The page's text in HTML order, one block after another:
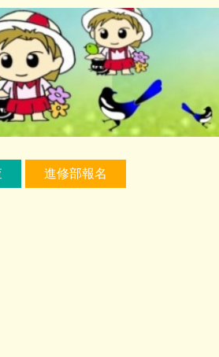
進修部報名